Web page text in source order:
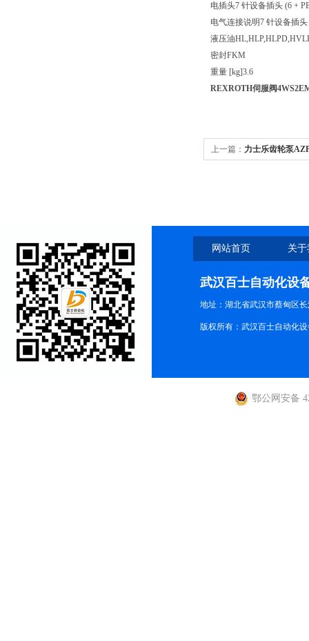
电插头7 针设备插头 (6 +
电气连接说明7 针设备插头
液压油
密封FKM
重量 [kg]3.6
REXROTH伺服阀
上一篇： 力士乐齿轮泵
网站首页 关
武汉百士自动化设
地址：湖北省武汉市蔡甸区
版权所有：武汉百士自动化
鄂公网安备